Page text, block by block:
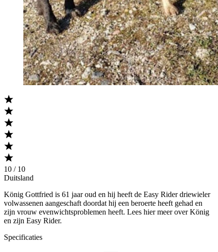
10 / 10
Duitsland
König Gottfried is 61 jaar oud en hij heeft de Easy Rider driewieler
volwassenen aangeschaft doordat hij een beroerte heeft gehad en
zijn vrouw evenwichtsproblemen heeft. Lees hier meer over König
en zijn Easy Rider.
Specificaties